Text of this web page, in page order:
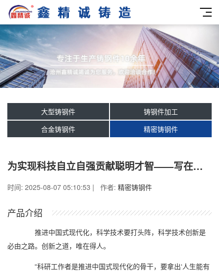
大型铸钢件
铸钢件加工
合金铸钢件
精密铸钢件
为实现科技自立自强贡献聪明才智——写在第九个全国科技工作人员日
时间: 2025-08-07 05:10:53 | 作者: 精密铸钢件
产品介绍
推进中国式现代化，科学技术要打头阵，科学技术创新是
必由之路。创新之道，唯在得人。
“科研工作者是推进中国式现代化的骨干，要拿出‘人生能有